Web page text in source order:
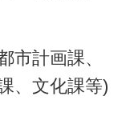
、
、文化課等)